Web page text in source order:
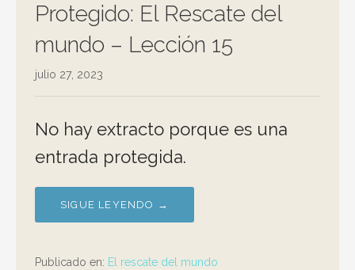
Protegido: El Rescate del
mundo – Lección 15
julio 27, 2023
No hay extracto porque es una
entrada protegida.
SIGUE LEYENDO →
Publicado en: El rescate del mundo